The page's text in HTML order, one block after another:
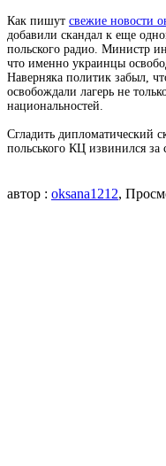
Как пишут свежие новости
добавили скандал к еще
польского радио. Министр
что именно украинцы
Наверняка политик забыл,
освобождали лагерь не
национальностей.
Сгладить дипломатический
польського КЦ извинился
автор : oksana1212,